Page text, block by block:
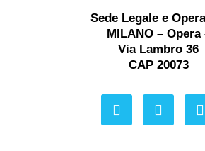
Sede Legale e
MILANO – Opera
Via Lambro 36
CAP 20073